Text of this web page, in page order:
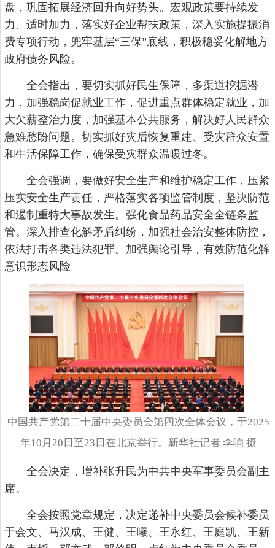
盘，巩固拓展经济回升向好势头。宏观政策要持续发
力、适时加力，落实好企业帮扶政策，深入实施提振消
费专项行动，兜牢基层“三保”底线，积极稳妥化解地方
政府债务风险。
全会指出，要切实抓好民生保障，多渠道挖掘潜
力，加强稳岗促就业工作，促进重点群体稳定就业，加
大欠薪整治力度，加强基本公共服务，解决好人民群众
急难愁盼问题。切实抓好灾后恢复重建、受灾群众安置
和生活保障工作，确保受灾群众温暖过冬。
全会强调，要做好安全生产和维护稳定工作，压紧
压实安全生产责任，严格落实各项监管制度，坚决防范
和遏制重特大事故发生。强化食品药品安全全链条监
管。深入排查化解矛盾纠纷，加强社会治安整体防控，
依法打击各类违法犯罪。加强舆论引导，有效防范化解
意识形态风险。
中国共产党第二十届中央委员会第四次全体会议，于2025
年10月20日至23日在北京举行。新华社记者 李响 摄
全会决定，增补张升民为中共中央军事委员会副主
席。
全会按照党章规定，决定递补中央委员会候补委员
于会文、马汉成、王健、王曦、王永红、王庭凯、王新